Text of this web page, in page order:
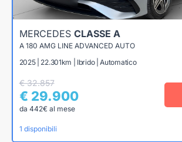
MERCEDES CLASSE A
A 180 AMG LINE ADVANCED AUTO
2025 | 22.301km | Ibrido | Automatico
€ 32.857
€ 29.900
da 442€ al mese
1 disponibili